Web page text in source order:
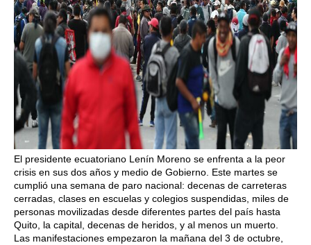
El presidente ecuatoriano Lenín Moreno se enfrenta a la peor
crisis en sus dos años y medio de Gobierno. Este martes se
cumplió una semana de paro nacional: decenas de carreteras
cerradas, clases en escuelas y colegios suspendidas, miles de
personas movilizadas desde diferentes partes del país hasta
Quito, la capital, decenas de heridos, y al menos un muerto.
Las manifestaciones empezaron la mañana del 3 de octubre,